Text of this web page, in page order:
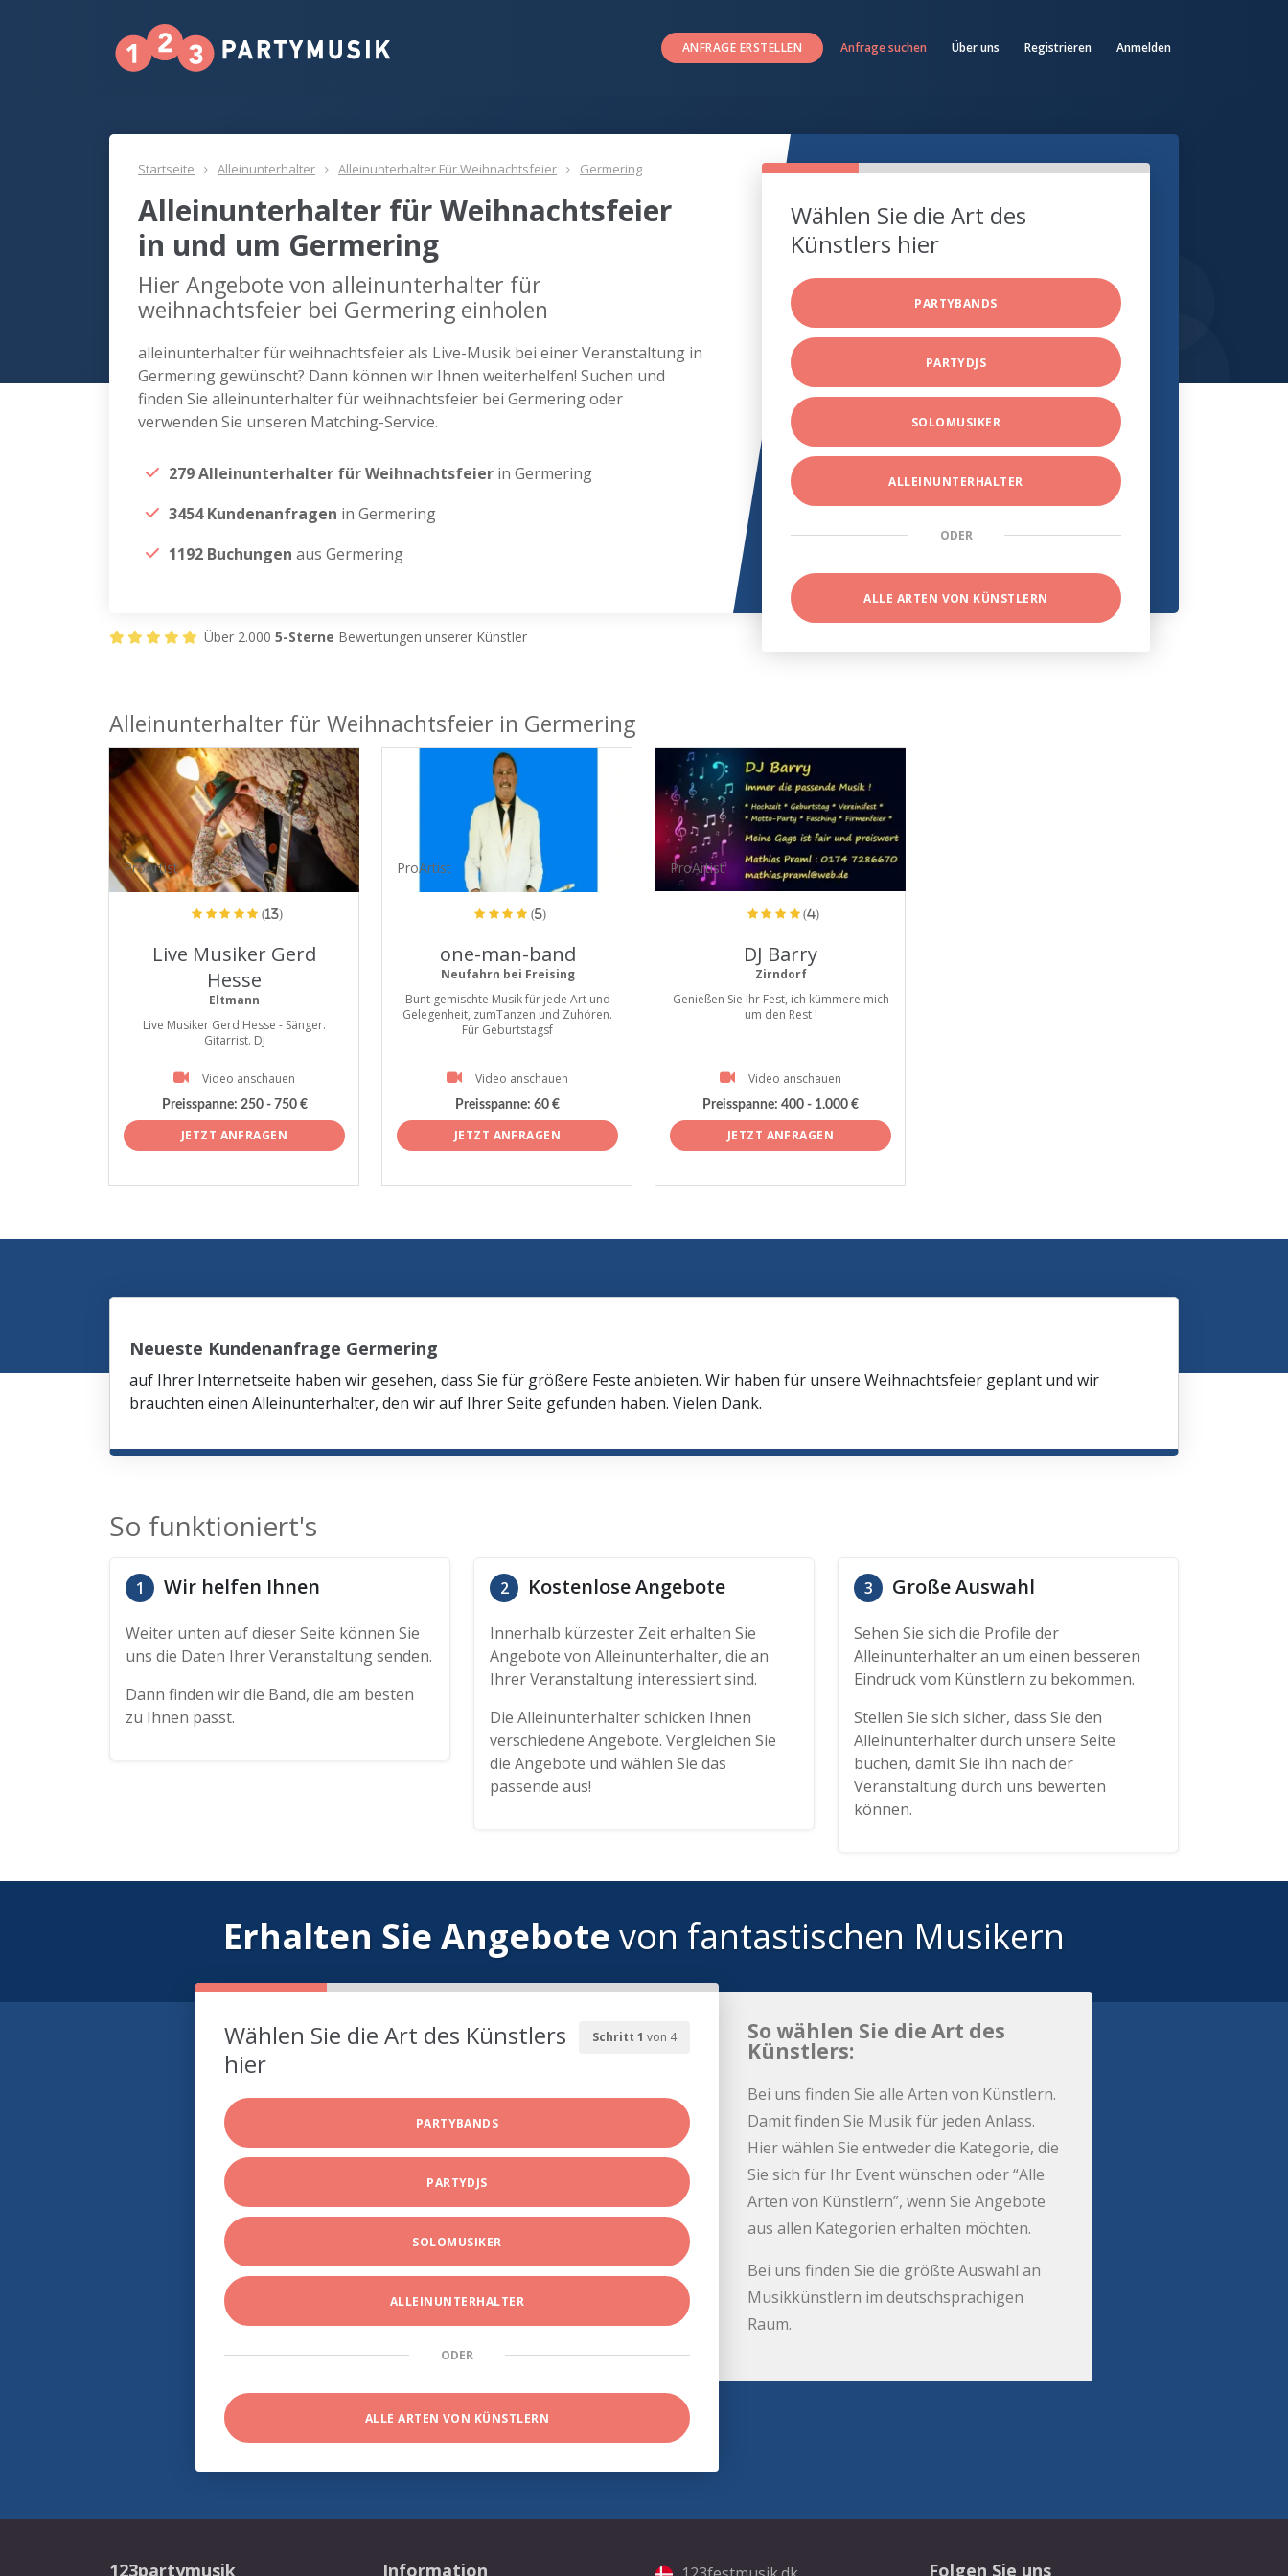
ANFRAGE ERSTELLEN Anfrage suchen Über uns Registrieren Anmelden
Startseite Alleinunterhalter Alleinunterhalter Für Weihnachtsfeier Germering
Alleinunterhalter für Weihnachtsfeier
in und um Germering
Hier Angebote von alleinunterhalter für
weihnachtsfeier bei Germering einholen
alleinunterhalter für weihnachtsfeier als Live-Musik bei einer Veranstaltung in
Germering gewünscht? Dann können wir Ihnen weiterhelfen! Suchen und
finden Sie alleinunterhalter für weihnachtsfeier bei Germering oder
verwenden Sie unseren Matching-Service.
279 Alleinunterhalter für Weihnachtsfeier in Germering
3454 Kundenanfragen in Germering
1192 Buchungen aus Germering
Wählen Sie die Art des
Künstlers hier
PARTYBANDS
PARTYDJS
SOLOMUSIKER
ALLEINUNTERHALTER
ODER
ALLE ARTEN VON KÜNSTLERN
Über 2.000 5-Sterne Bewertungen unserer Künstler
Alleinunterhalter für Weihnachtsfeier in Germering
ProArtist
(13)
Live Musiker Gerd
Hesse
Eltmann
Live Musiker Gerd Hesse - Sänger.
Gitarrist. DJ
Video anschauen
Preisspanne: 250 - 750 €
JETZT ANFRAGEN
ProArtist
(5)
one-man-band
Neufahrn bei Freising
Bunt gemischte Musik für jede Art und
Gelegenheit, zumTanzen und Zuhören.
Für Geburtstagsf
Video anschauen
Preisspanne: 60 €
JETZT ANFRAGEN
ProArtist
(4)
DJ Barry
Zirndorf
Genießen Sie Ihr Fest, ich kümmere mich
um den Rest !
Video anschauen
Preisspanne: 400 - 1.000 €
JETZT ANFRAGEN
Neueste Kundenanfrage Germering
auf Ihrer Internetseite haben wir gesehen, dass Sie für größere Feste anbieten. Wir haben für unsere Weihnachtsfeier geplant und wir
brauchten einen Alleinunterhalter, den wir auf Ihrer Seite gefunden haben. Vielen Dank.
So funktioniert's
1 Wir helfen Ihnen
Weiter unten auf dieser Seite können Sie
uns die Daten Ihrer Veranstaltung senden.
Dann finden wir die Band, die am besten
zu Ihnen passt.
2 Kostenlose Angebote
Innerhalb kürzester Zeit erhalten Sie
Angebote von Alleinunterhalter, die an
Ihrer Veranstaltung interessiert sind.
Die Alleinunterhalter schicken Ihnen
verschiedene Angebote. Vergleichen Sie
die Angebote und wählen Sie das
passende aus!
3 Große Auswahl
Sehen Sie sich die Profile der
Alleinunterhalter an um einen besseren
Eindruck vom Künstlern zu bekommen.
Stellen Sie sich sicher, dass Sie den
Alleinunterhalter durch unsere Seite
buchen, damit Sie ihn nach der
Veranstaltung durch uns bewerten
können.
Erhalten Sie Angebote von fantastischen Musikern
Schritt 1 von 4
Wählen Sie die Art des Künstlers
hier
PARTYBANDS
PARTYDJS
SOLOMUSIKER
ALLEINUNTERHALTER
ODER
ALLE ARTEN VON KÜNSTLERN
So wählen Sie die Art des
Künstlers:
Bei uns finden Sie alle Arten von Künstlern.
Damit finden Sie Musik für jeden Anlass.
Hier wählen Sie entweder die Kategorie, die
Sie sich für Ihr Event wünschen oder “Alle
Arten von Künstlern”, wenn Sie Angebote
aus allen Kategorien erhalten möchten.
Bei uns finden Sie die größte Auswahl an
Musikkünstlern im deutschsprachigen
Raum.
123partymusik Information Folgen Sie uns